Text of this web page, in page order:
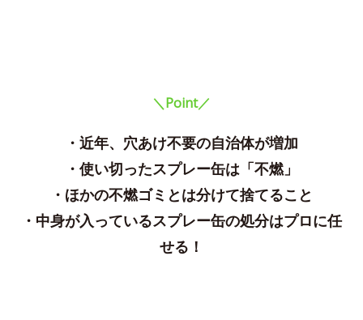
＼Point／
・近年、穴あけ不要の自治体が増加
・使い切ったスプレー缶は「不燃」
・ほかの不燃ゴミとは分けて捨てること
・中身が入っているスプレー缶の処分はプロに任
せる！